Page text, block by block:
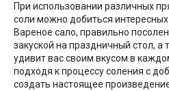
При использовании различных
соли можно добиться
Вареное сало, правильно
закуской на праздничный стол,
удивит вас своим вкусом в
подходя к процессу соления с
создать настоящее